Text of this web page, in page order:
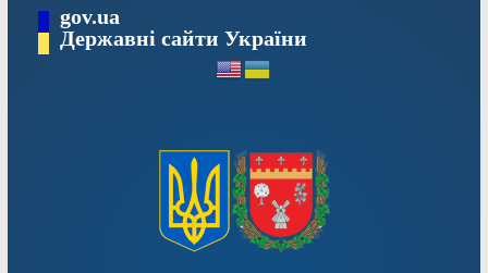
Перейтиgov.ua
Державні сайти України